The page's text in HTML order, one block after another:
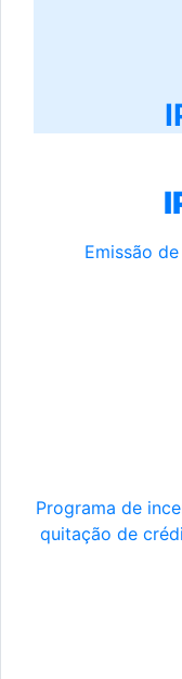
Emissão
Programa de
quitação de